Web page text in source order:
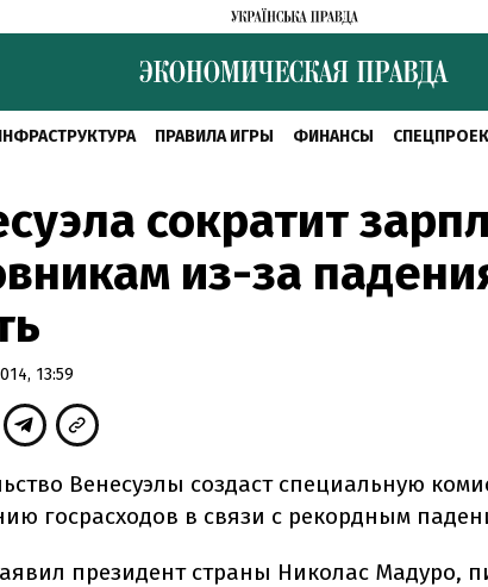
ПРАВИЛА ИГРЫ ФИНАНСЫ
сократит
из-за
13:59
Венесуэлы создаст специальную
госрасходов в связи с рекордным
президент страны Николас Мадуро,